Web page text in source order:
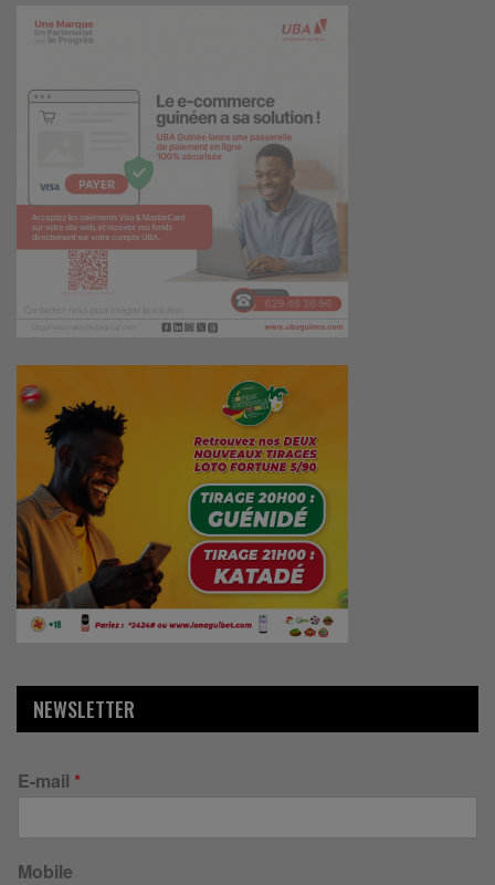
NEWSLETTER
E-mail *
Mobile